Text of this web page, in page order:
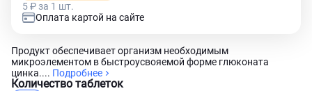
Продукт обеспечивает организм необходимым
микроэлементом в быстроусвояемой форме глюконата
цинка.... Подробнее
Количество таблеток
5 ₽ за 1 шт.
Оплата картой на сайте